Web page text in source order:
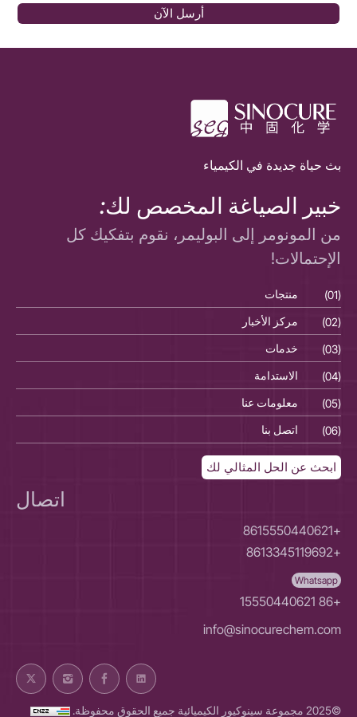
أرسل الآن
بث حياة جديدة في الكيمياء
خبير الصياغة المخصص لك:
من المونومر إلى البوليمر، نقوم بتفكيك كل
الإحتمالات!
(01) منتجات
(02)
مركز الأخبار
(03)
خدمات
(04)
الاستدامة
(05)
معلومات عنا
(06)
اتصل بنا
ابحث عن الحل المثالي لك
اتصال
+8615550440621
+8613345119692
Whatsapp
+86 15550440621
info@sinocurechem.com
©2025 مجموعة سينوكيور الكيميائية جميع الحقوق محفوظة.